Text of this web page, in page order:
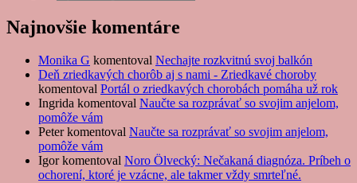
Najnovšie komentáre
Monika G komentoval Nechajte rozkvitnú svoj balkón
Deň zriedkavých chorôb aj s nami - Zriedkavé choroby
komentoval Portál o zriedkavých chorobách pomáha už rok
Ingrida komentoval Naučte sa rozprávať so svojim anjelom,
pomôže vám
Peterkomentoval Naučte sa rozprávať so svojim anjelom,
pomôže vám
Igorkomentoval Noro Ölvecký: Nečakaná diagnóza. Príbeh o
ochorení, ktoré je vzácne, ale takmer vždy smrteľné.